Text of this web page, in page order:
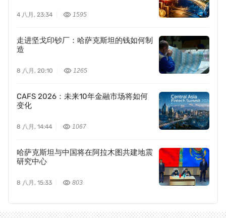
4 八月, 23:34 1595
走进坚戈印钞厂：哈萨克斯坦的钱如何制
造
8 八月, 20:10 1265
CAFS 2026：未来10年金融市场将如何
变化
8 八月, 14:44 1067
哈萨克斯坦与中国将在阿拉木图共建地震
研究中心
8 八月, 15:33 803